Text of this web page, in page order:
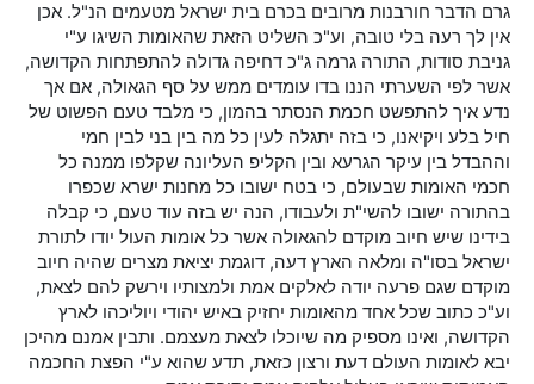
גרם הדבר חורבנות מרובים בכרם בית ישראל מטעמים הנ"ל. אכן
אין לך רעה בלי טובה, וע"כ השליט הזאת שהאומות השיגו ע"י
גניבת סודות, התורה גרמה ג"כ דחיפה גדולה להתפתחות הקדושה,
אשר לפי השערתי הננו בדו עומדים ממש על סף הגאולה, אם אך
נדע איך להתפשט חכמת הנסתר בהמון, כי מלבד טעם הפשוט של
חיל בלע ויקיאנו, כי בזה יתגלה לעין כל מה בין בני לבין חמי
וההבדל בין עיקר הגרעא ובין הקליפ העליונה שקלפו ממנה כל
חכמי האומות שבעולם, כי בטח ישובו כל מחנות ישרא שכפרו
בהתורה ישובו להשי"ת ולעבודו, הנה יש בזה עוד טעם, כי קבלה
בידינו שיש חיוב מוקדם להגאולה אשר כל אומות העול יודו לתורת
ישראל בסו"ה ומלאה הארץ דעה, דוגמת יציאת מצרים שהיה חיוב
מוקדם שגם פרעה יודה לאלקים אמת ולמצותיו וירשק להם לצאת,
וע"כ כתוב שכל אחד מהאומות יחזיק באיש יהודי ויוליכהו לארץ
הקדושה, ואינו מספיק מה שיוכלו לצאת מעצמם. ותבין אמנם מהיכן
יבא לאומות העולם דעת ורצון כזאת, תדע שהוא ע"י הפצת החכמה